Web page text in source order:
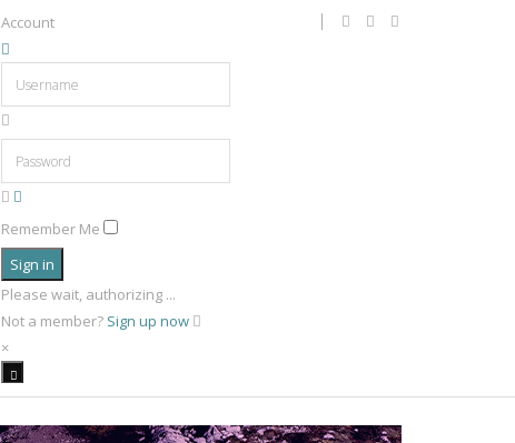
Account
Remember Me
Sign in
Please wait, authorizing ...
Not a member? Sign up now
×